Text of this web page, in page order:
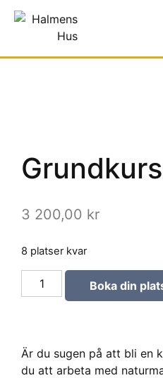
3 200,00 kr
8 platser kvar
Boka din
Är du sugen på att bli en
du att arbeta med